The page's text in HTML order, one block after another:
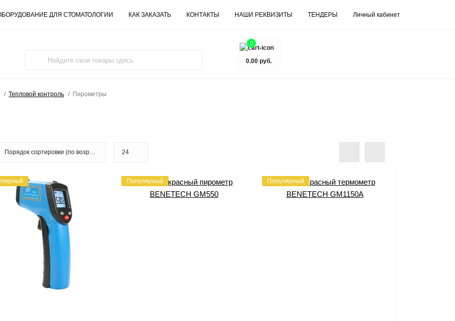
ДЛЯ СТОМАТОЛОГИИ КАК ЗАКАЗАТЬ КОНТАКТЫ НАШИ РЕКВИЗИТЫ ТЕНДЕРЫ Личный кабинет
0
0.00 руб.
Тепловой контроль Пирометры
Популярный Популярный